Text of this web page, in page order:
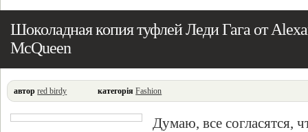
Шоколадная копия туфлей Леди Гага от
McQueen
автор red birdy категорія Fashion
Думаю, все согласятся,